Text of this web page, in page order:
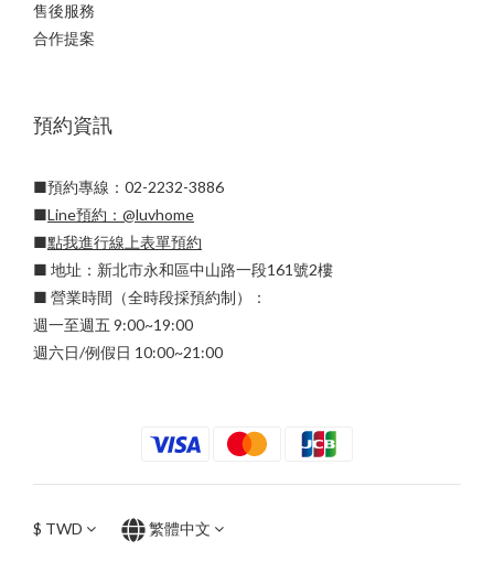
售後服務
合作提案
預約資訊
■預約專線：02-2232-3886
■Line預約： @luvhome
■點我進行線上表單預約
■ 地址：新北市永和區中山路一段161號2樓
■ 營業時間（全時段採預約制）：
週一至週五 9:00~19:00
週六日/例假日 10:00~21:00
$ TWD 繁體中文